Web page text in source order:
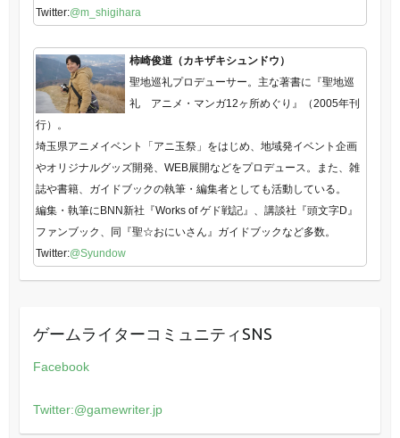
Twitter:@m_shigihara
柿崎俊道（カキザキシュンドウ）
聖地巡礼プロデューサー。主な著書に『聖地巡
礼 アニメ・マンガ12ヶ所めぐり』（2005年刊
行）。
埼玉県アニメイベント「アニ玉祭」をはじめ、地域発イベント企画
やオリジナルグッズ開発、WEB展開などをプロデュース。また、雑
誌や書籍、ガイドブックの執筆・編集者としても活動している。
編集・執筆にBNN新社『Works of ゲド戦記』、講談社『頭文字D』
ファンブック、同『聖☆おにいさん』ガイドブックなど多数。
Twitter:@Syundow
ゲームライターコミュニティSNS
Facebook
Twitter:@gamewriter.jp